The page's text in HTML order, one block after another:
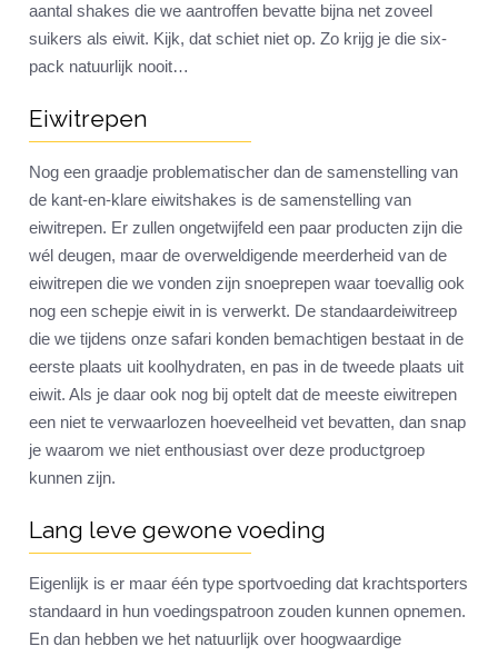
aantal shakes die we aantroffen bevatte bijna net zoveel
suikers als eiwit. Kijk, dat schiet niet op. Zo krijg je die six-
pack natuurlijk nooit…
Eiwitrepen
Nog een graadje problematischer dan de samenstelling van
de kant-en-klare eiwitshakes is de samenstelling van
eiwitrepen. Er zullen ongetwijfeld een paar producten zijn die
wél deugen, maar de overweldigende meerderheid van de
eiwitrepen die we vonden zijn snoeprepen waar toevallig ook
nog een schepje eiwit in is verwerkt. De standaardeiwitreep
die we tijdens onze safari konden bemachtigen bestaat in de
eerste plaats uit koolhydraten, en pas in de tweede plaats uit
eiwit. Als je daar ook nog bij optelt dat de meeste eiwitrepen
een niet te verwaarlozen hoeveelheid vet bevatten, dan snap
je waarom we niet enthousiast over deze productgroep
kunnen zijn.
Lang leve gewone voeding
Eigenlijk is er maar één type sportvoeding dat krachtsporters
standaard in hun voedingspatroon zouden kunnen opnemen.
En dan hebben we het natuurlijk over hoogwaardige